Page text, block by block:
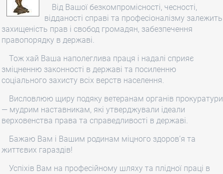
Від Вашої безкомпромісності, чесності,
відданості справі та професіоналізму залежить
захищеність прав і свобод громадян, забезпечення
правопорядку в державі.
Тож хай Ваша наполеглива праця і надалі сприяє
зміцненню законності в державі та посиленню
соціального захисту всіх верств населення.
Висловлюю щиру подяку ветеранам органів прокуратури
— мудрим наставникам, які утверджували ідеали
верховенства права та справедливості в державі.
Бажаю Вам і Вашим родинам міцного здоров’я та
життєвих гараздів!
Успіхів Вам на професійному шляху та плідної праці в